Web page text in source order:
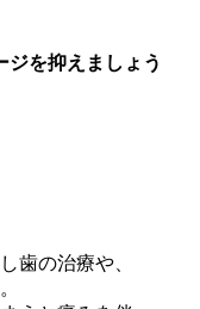
ジを抑えましょう
歯の治療や、